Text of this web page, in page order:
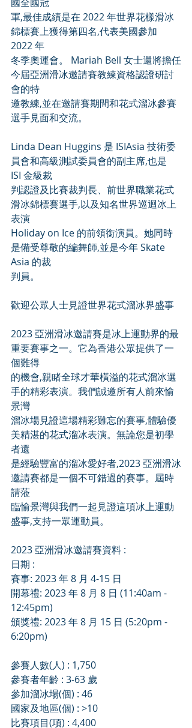
軍,最佳成績是在 2022 年世界花樣滑冰
錦標賽上獲得第四名,代表美國參加
2022 年
冬季奧運會。 Mariah Bell 女士還將擔任
今屆亞洲滑冰邀請賽教練資格認證研討
會的特
邀教練,並在邀請賽期間和花式溜冰參賽
選手見面和交流。
Linda Dean Huggins 是 ISIAsia 技術委
員會和高級測試委員會的副主席,也是
ISI 金級裁
判認證及比賽裁判長、前世界職業花式
滑冰錦標賽選手,以及知名世界巡迴冰上
表演
Holiday on Ice 的前領銜演員。她同時
是備受尊敬的編舞師,並是今年 Skate
Asia 的裁
判員。
歡迎公眾人士見證世界花式溜冰界盛事
2023 亞洲滑冰邀請賽是冰上運動界的最
重要賽事之一。它為香港公眾提供了一
個難得
的機會,親睹全球才華橫溢的花式溜冰選
手的精彩表演。我們誠邀所有人前來愉
景灣
溜冰場見證這場精彩難忘的賽事,體驗優
美精湛的花式溜冰表演。無論您是初學
者還
是經驗豐富的溜冰愛好者,2023 亞洲滑冰
邀請賽都是一個不可錯過的賽事。屆時
請蒞
臨愉景灣與我們一起見證這項冰上運動
盛事,支持一眾運動員。
2023 亞洲滑冰邀請賽資料 :
日期 :
賽事: 2023 年 8 月 4-15 日
開幕禮: 2023 年 8 月 8 日 (11:40am -
12:45pm)
頒獎禮: 2023 年 8 月 15 日 (5:20pm -
6:20pm)
參賽人數(人) : 1,750
參賽者年齡 : 3-63 歲
參加溜冰場(個) : 46
國家及地區(個) : >10
比賽項目(項) : 4,400